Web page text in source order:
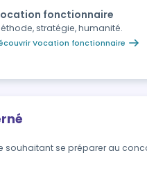
fonctionnaire
stratégie, humanité.
Vocation fonctionnaire
souhaitant se préparer au